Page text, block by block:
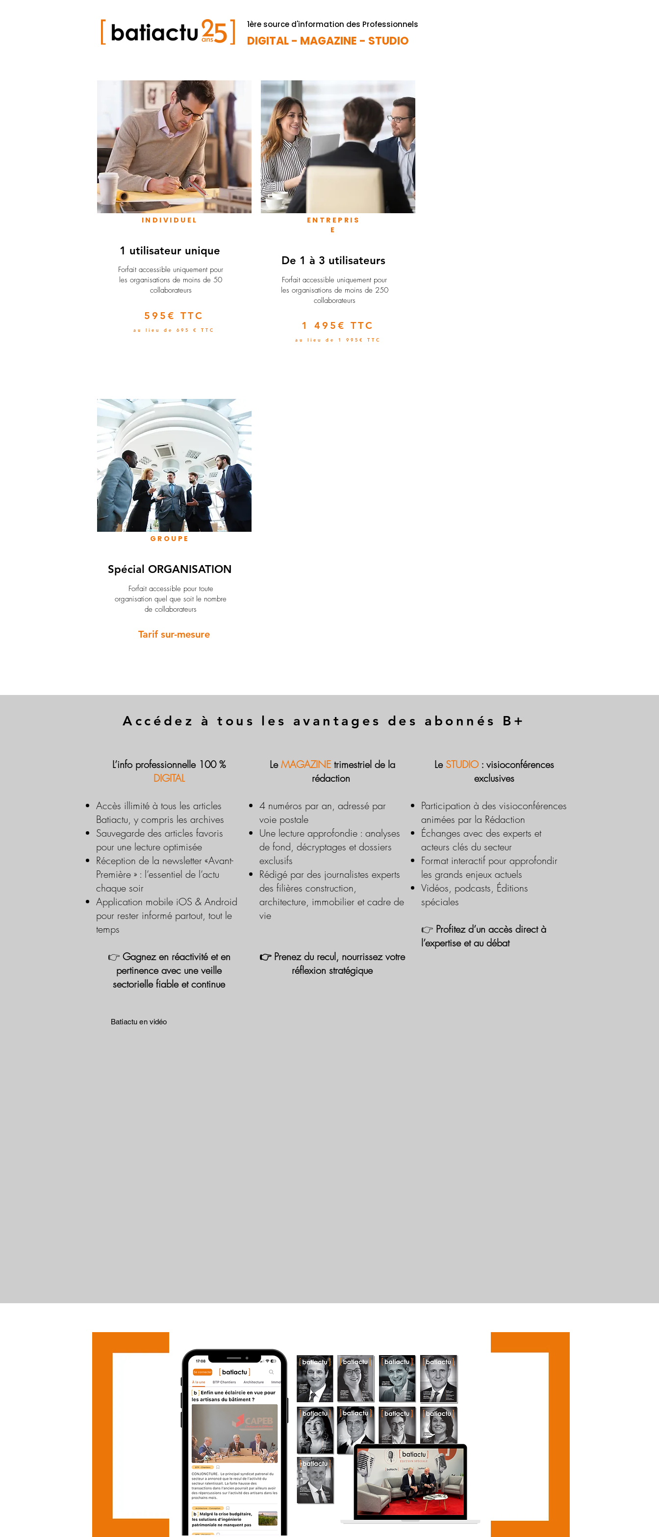
1ère source d'information des Professionnels
DIGITAL - MAGAZINE - STUDIO
INDIVIDUEL
1 utilisateur unique
​Forfait accessible uniquement pour
les organisations de moins de 50
collaborateurs
595€ TTC
au lieu de 695 € TTC
ENTREPRIS
E
De 1 à 3 utilisateurs
Forfait accessible uniquement pour
les organisations de moins de 250
collaborateurs
1 495€ TTC
au lieu de 1 995€ TTC
GROUPE
Spécial ORGANISATION
Forfait accessible pour toute
organisation quel que soit le nombre
de collaborateurs
Tarif sur-mesure
Accédez à tous les avantages des abonnés B+
L’info professionnelle 100 %
DIGITAL
Accès illimité à tous les articles
Batiactu, y compris les archives
Sauvegarde des articles favoris
pour une lecture optimisée
Réception de la newsletter «Avant-
Première » : l’essentiel de l’actu
chaque soir
Application mobile iOS & Android
pour rester informé partout, tout le
temps
👉 Gagnez en réactivité et en
pertinence avec une veille
sectorielle fiable et continue
LeMAGAZINE trimestriel de la
rédaction
4 numéros par an, adressé par
voie postale
Une lecture approfondie : analyses
de fond, décryptages et dossiers
exclusifs
Rédigé par des journalistes experts
des filières construction,
architecture, immobilier et cadre de
vie
👉 Prenez du recul, nourrissez votre
réflexion stratégique
Le STUDIO : visioconférences
exclusives
Participation à des visioconférences
animées par la Rédaction
Échanges avec des experts et
acteurs clés du secteur
Format interactif pour approfondir
les grands enjeux actuels
Vidéos, podcasts, Éditions
spéciales
👉 Profitez d’un accès direct à
l’expertise et au débat
Batiactu en vidéo